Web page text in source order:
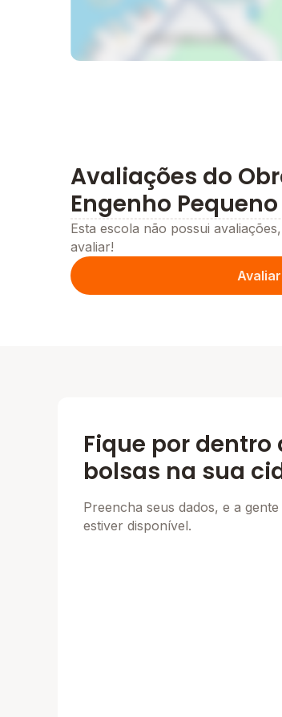
Avaliações do
Engenho
Esta escola não possui
avaliar!
Fique por
bolsas na sua
Preencha seus dados, e a
estiver disponível.